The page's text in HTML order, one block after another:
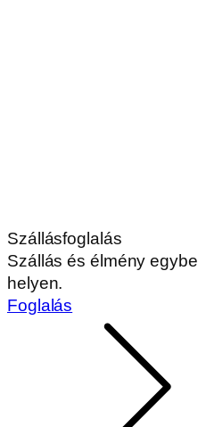
Szállásfoglalás
Szállás és élmény
helyen.
Foglalás